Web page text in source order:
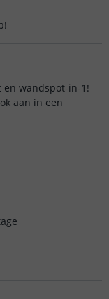
wandspot-in-1!
aan in een